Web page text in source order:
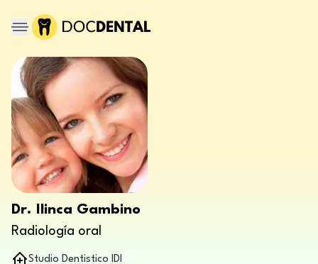
Dr. Ilinca Gambino
Radiología oral
Studio Dentistico IDI